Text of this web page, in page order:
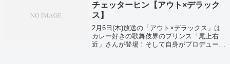
チェッターヒン【アウト×デラック
ス】
2月6日(木)放送の「アウト×デラックス」は
カレー好きの歌舞伎界のプリンス「尾上右
近」さんが登場！そして自身がプロデュース